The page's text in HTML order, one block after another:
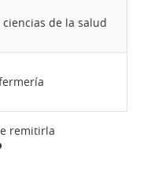
de la salud
remitirla